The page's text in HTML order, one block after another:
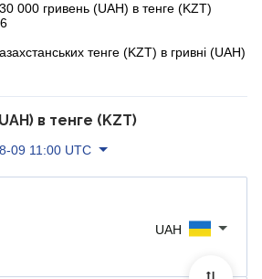
000 гривень (UAH) в тенге (KZT)
тенге (KZT) в гривні (UAH)
в тенге (KZT)
09 11:00 UTC
UAH